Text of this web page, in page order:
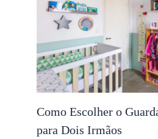
Como Escolher o
para Dois Irmãos